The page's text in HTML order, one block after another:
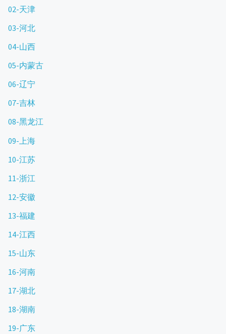
02-天津
03-河北
04-山西
05-内蒙古
06-辽宁
07-吉林
08-黑龙江
09-上海
10-江苏
11-浙江
12-安徽
13-福建
14-江西
15-山东
16-河南
17-湖北
18-湖南
19-广东